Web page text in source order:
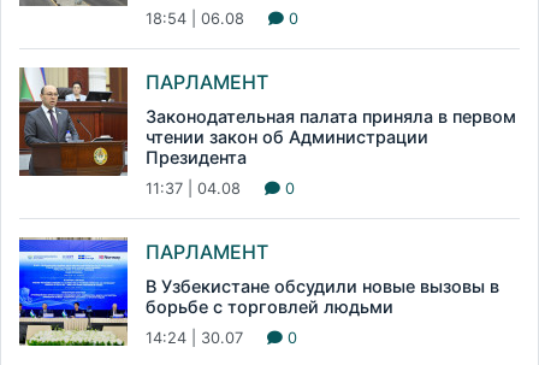
18:54 | 06.08 0
ПАРЛАМЕНТ
Законодательная палата приняла в первом
чтении закон об Администрации
Президента
11:37 | 04.08 0
ПАРЛАМЕНТ
В Узбекистане обсудили новые вызовы в
борьбе с торговлей людьми
14:24 | 30.07 0